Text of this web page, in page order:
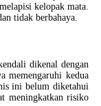
kelopak mata.
tidak berbahaya.
dikenal dengan
memengaruhi kedua
ini belum diketahui
meningkatkan risiko